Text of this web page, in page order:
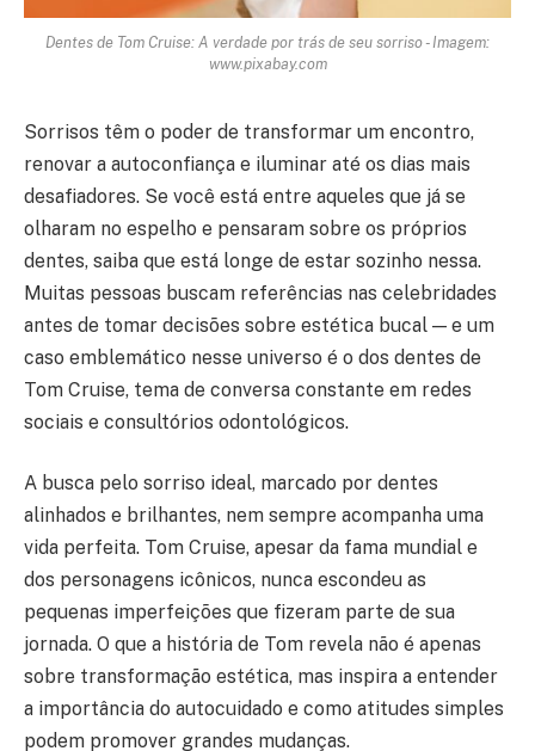
Dentes de Tom Cruise: A verdade por trás de seu sorriso - Imagem:
www.pixabay.com
Sorrisos têm o poder de transformar um encontro,
renovar a autoconfiança e iluminar até os dias mais
desafiadores. Se você está entre aqueles que já se
olharam no espelho e pensaram sobre os próprios
dentes, saiba que está longe de estar sozinho nessa.
Muitas pessoas buscam referências nas celebridades
antes de tomar decisões sobre estética bucal — e um
caso emblemático nesse universo é o dos dentes de
Tom Cruise, tema de conversa constante em redes
sociais e consultórios odontológicos.
A busca pelo sorriso ideal, marcado por dentes
alinhados e brilhantes, nem sempre acompanha uma
vida perfeita. Tom Cruise, apesar da fama mundial e
dos personagens icônicos, nunca escondeu as
pequenas imperfeições que fizeram parte de sua
jornada. O que a história de Tom revela não é apenas
sobre transformação estética, mas inspira a entender
a importância do autocuidado e como atitudes simples
podem promover grandes mudanças.